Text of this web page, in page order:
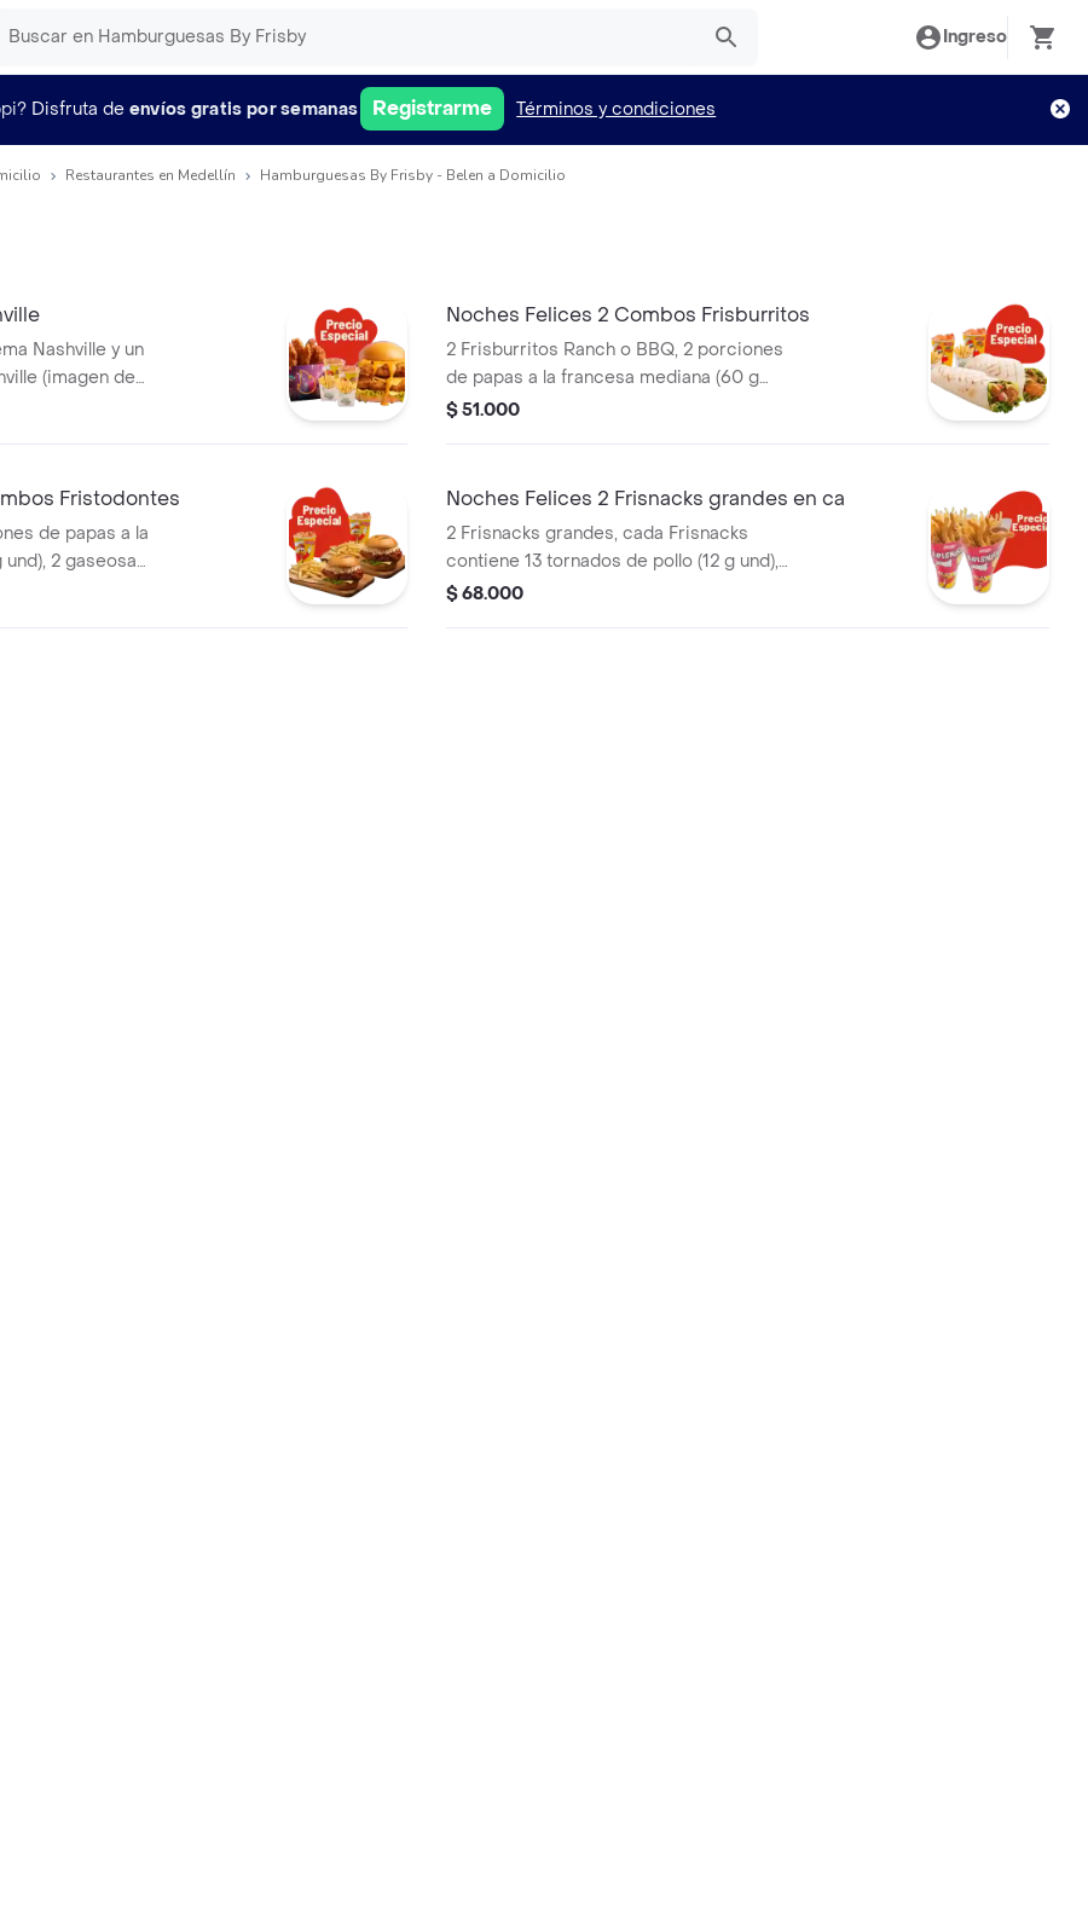
Ingreso
Disfruta de envíos gratis por semanas Registrarme Términos y condiciones
Restaurantes en Medellín Hamburguesas By Frisby - Belen a Domicilio
Nashville y un
(imagen de
producto
Noches Felices 2 Combos Frisburritos
2 Frisburritos Ranch o BBQ, 2 porciones
de papas a la francesa mediana (60 g
und) y 2 gaseosas (325 ml)
$ 51.000
Fristodontes
de papas a la
2 gaseosas
búfalo
Noches Felices 2 Frisnacks grandes en ca
2 Frisnacks grandes, cada Frisnacks
contiene 13 tornados de pollo (12 g und),
papas a la francesa grande (100 g )y
$ 68.000